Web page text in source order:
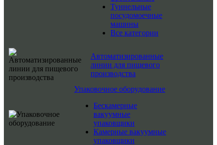
Туннельные
посудомоечные
машины
Все категории
Автоматизированные
линии для пищевого
производства
Упаковочное оборудование
Бескамерные
вакуумные
упаковщики
Камерные вакуумные
упаковщики